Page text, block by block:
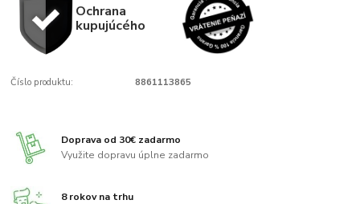
Ochrana
kupujúcého
Číslo produktu: 8861113865
Doprava od 30€ zadarmo
Využite dopravu úplne zadarmo
8 rokov na trhu